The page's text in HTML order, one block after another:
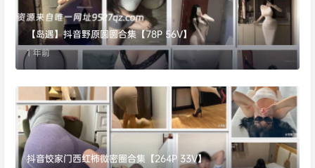
【岛遇】抖音野原圆圆合集【78P 56V】
1 年前
抖音饺家门西红柿微密圈合集【264P 33V】